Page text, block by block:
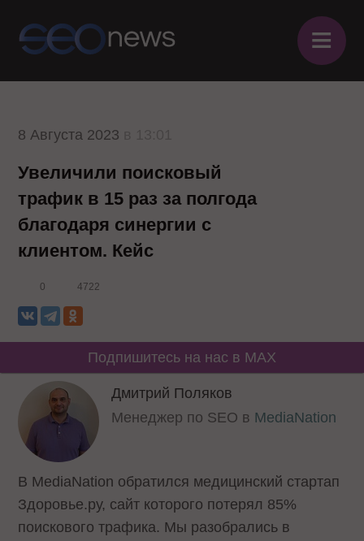
≡
8 Августа 2023
Увеличили поисковый
трафик в 15 раз за полгода
благодаря синергии с
клиентом. Кейс
0 4722
Подпишитесь на нас в MAX
Дмитрий Поляков
Менеджер по SEO в MediaNation
В MediaNation обратился медицинский стартап
Здоровье.ру, сайт которого потерял 85%
поискового трафика. Мы разобрались в